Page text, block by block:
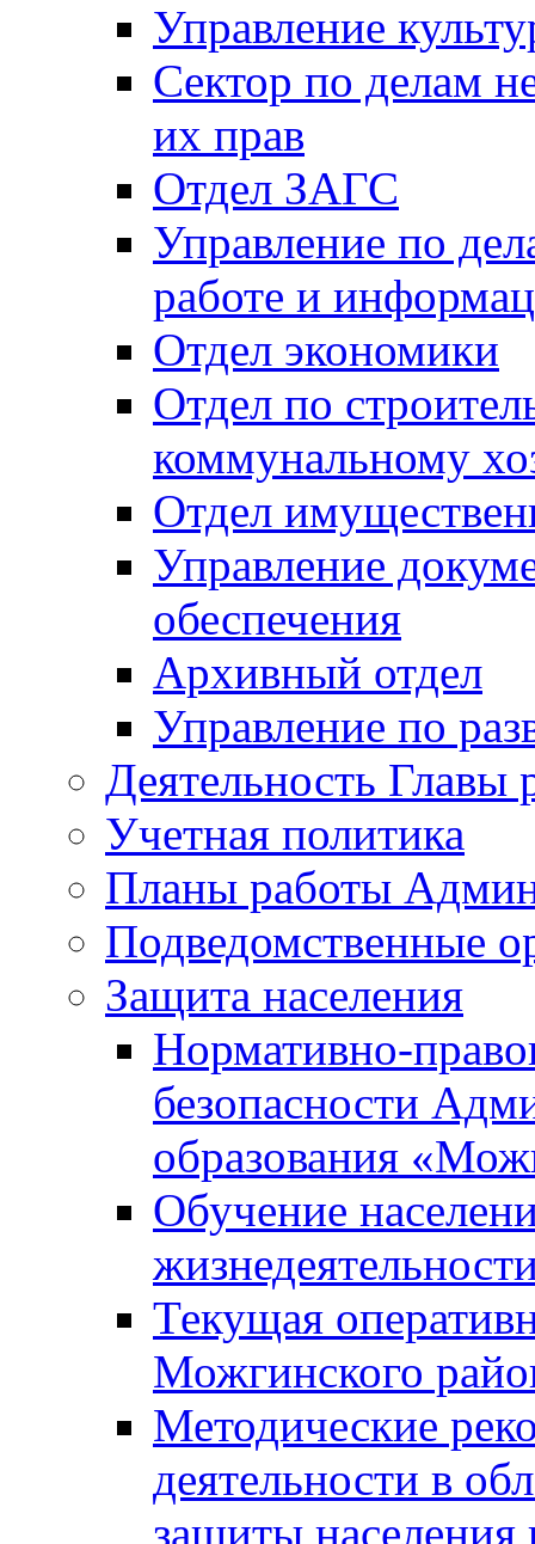
Управление
Сектор по делам
их прав
Отдел ЗАГС
Управление по
работе и
Отдел экономики
Отдел по
коммунальному
Отдел
Управление
обеспечения
Архивный отдел
Управление по
Деятельность Главы
Учетная политика
Планы работы
Подведомственные
Защита населения
Нормативно-
безопасности
образования
Обучение
Текущая
Можгинского
Методические
деятельности в
защиты